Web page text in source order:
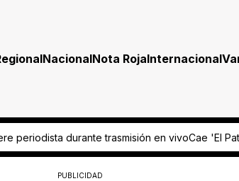
NacionalNota RojaInternacional
trasmisión en vivoCae 'El Patrañas' tras matar a
PUBLICIDAD